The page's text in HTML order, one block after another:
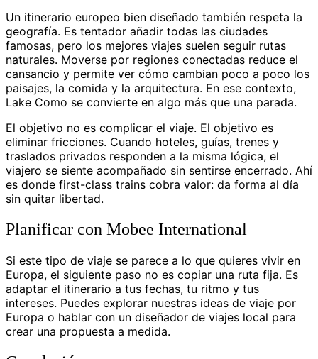
Un itinerario europeo bien diseñado también respeta la
geografía. Es tentador añadir todas las ciudades
famosas, pero los mejores viajes suelen seguir rutas
naturales. Moverse por regiones conectadas reduce el
cansancio y permite ver cómo cambian poco a poco los
paisajes, la comida y la arquitectura. En ese contexto,
Lake Como se convierte en algo más que una parada.
El objetivo no es complicar el viaje. El objetivo es
eliminar fricciones. Cuando hoteles, guías, trenes y
traslados privados responden a la misma lógica, el
viajero se siente acompañado sin sentirse encerrado. Ahí
es donde first-class trains cobra valor: da forma al día
sin quitar libertad.
Planificar con Mobee International
Si este tipo de viaje se parece a lo que quieres vivir en
Europa, el siguiente paso no es copiar una ruta fija. Es
adaptar el itinerario a tus fechas, tu ritmo y tus
intereses. Puedes explorar nuestras ideas de viaje por
Europa o hablar con un diseñador de viajes local para
crear una propuesta a medida.